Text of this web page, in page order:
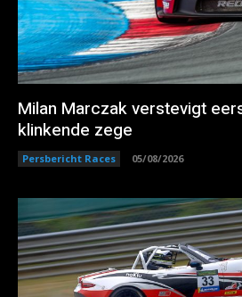
Milan Marczak verstevigt
klinkende zege
Persbericht Races 05/08/2026